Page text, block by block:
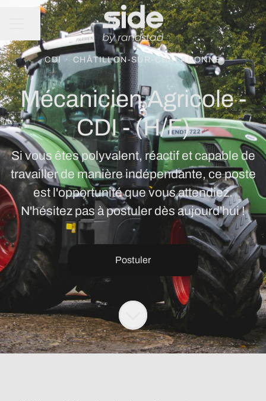
MENU CARRIÈRE
Partager la page
CDI · CHÂTILLON-SUR-CHALARONNE
Mécanicien Agricole -
CDI - (H/F)
Si vous êtes polyvalent, réactif et capable de
travailler de manière indépendante, ce poste
est l'opportunité que vous attendiez.
N'hésitez pas à postuler dès aujourd'hui !
Postuler